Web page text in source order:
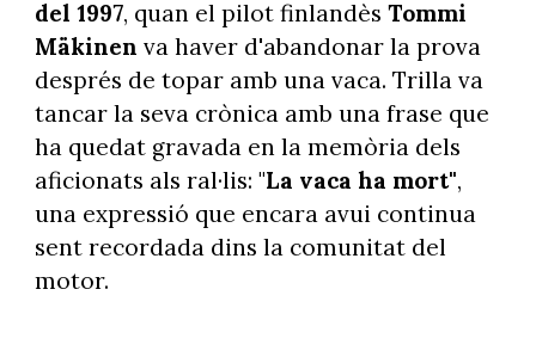
del 1997, quan el pilot finlandès Tommi
Mäkinen va haver d'abandonar la prova
després de topar amb una vaca. Trilla va
tancar la seva crònica amb una frase que
ha quedat gravada en la memòria dels
aficionats als ral·lis: "La vaca ha mort",
una expressió que encara avui continua
sent recordada dins la comunitat del
motor.